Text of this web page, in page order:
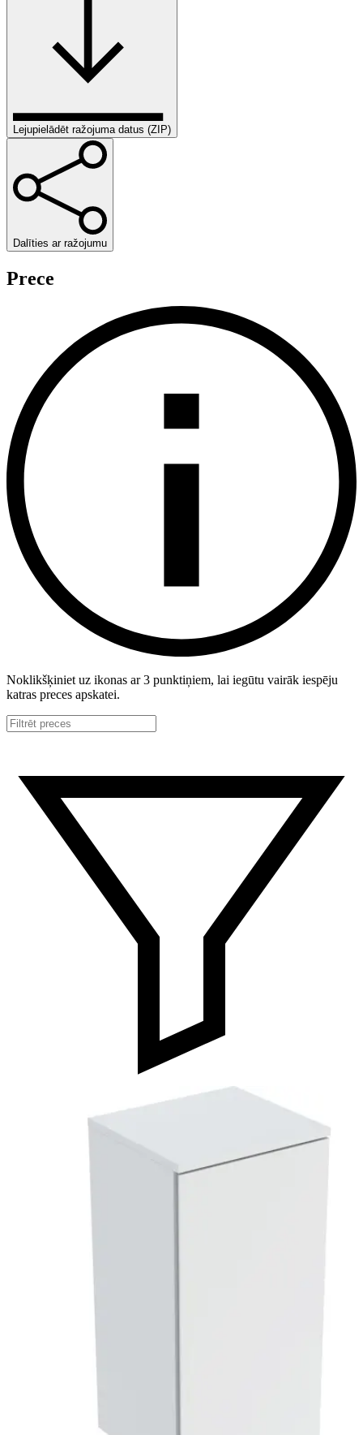
Lejupielādēt ražojuma datus (ZIP)
Dalīties ar ražojumu
Prece
Noklikšķiniet uz ikonas ar 3 punktiņiem, lai iegūtu vairāk iespēju
katras preces apskatei.